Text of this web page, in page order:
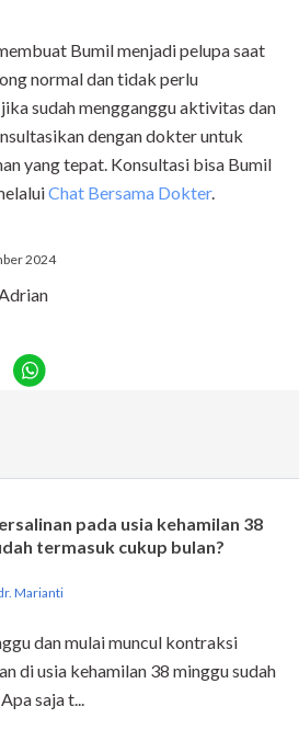
Bumil menjadi pelupa saat
normal dan tidak perlu
sudah mengganggu aktivitas dan
dengan dokter untuk
yang tepat. Konsultasi bisa Bumil
Chat Bersama Dokter.
2024